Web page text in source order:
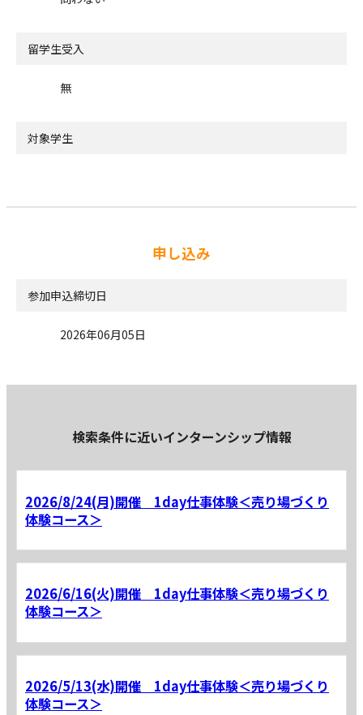
留学生受入
無
対象学生
申し込み
参加申込締切日
2026年06月05日
検索条件に近いインターンシップ情報
2026/8/24(月)開催 1day仕事体験＜売り場づくり
体験コース＞
2026/6/16(火)開催 1day仕事体験＜売り場づくり
体験コース＞
2026/5/13(水)開催 1day仕事体験＜売り場づくり
体験コース＞